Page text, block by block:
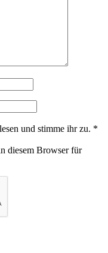
und stimme ihr zu. *
diesem Browser für